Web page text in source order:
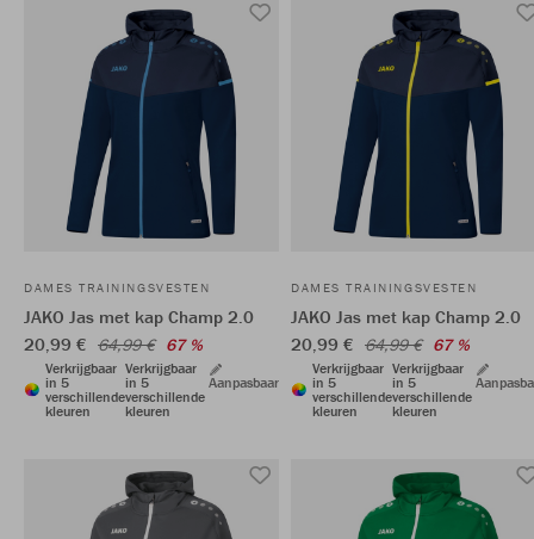
DAMES TRAININGSVESTEN
JAKO Jas met kap Champ 2.0
20,99 € 64,99 € 67 %
Verkrijgbaar
in 5
verschillende
kleuren
Verkrijgbaar
in 5
verschillende
kleuren
Aanpasbaar
DAMES TRAININGSVESTEN
JAKO Jas met kap Champ 2.0
20,99 € 64,99 € 67 %
Verkrijgbaar
in 5
verschillende
kleuren
Verkrijgbaar
in 5
verschillende
kleuren